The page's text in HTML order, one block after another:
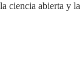
ciencia abierta y la